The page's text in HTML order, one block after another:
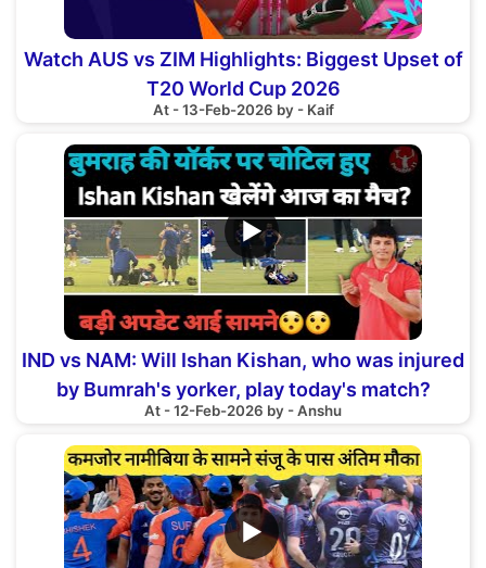
Watch AUS vs ZIM Highlights: Biggest Upset of
T20 World Cup 2026
At - 13-Feb-2026 by - Kaif
▶
IND vs NAM: Will Ishan Kishan, who was injured
by Bumrah's yorker, play today's match?
At - 12-Feb-2026 by - Anshu
▶